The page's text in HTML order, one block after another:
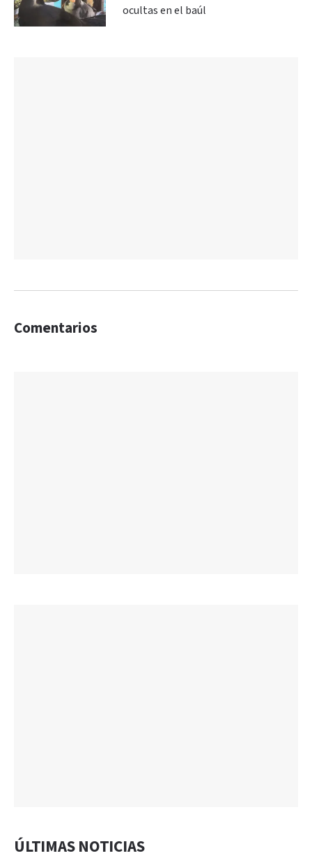
ocultas en el baúl
Comentarios
ÚLTIMAS NOTICIAS